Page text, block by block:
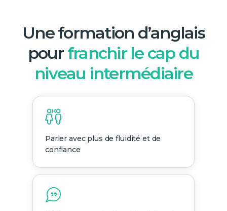
Une formation d’anglais
pour franchir le cap du
niveau intermédiaire
Parler avec plus de fluidité et de
confiance